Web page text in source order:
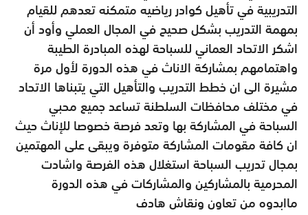
التدريبية في تأهيل كوادر رياضيه متمكنه تعدهم للقيام
بمهمة التدريب بشكل صحيح في المجال العملي وأود أن
اشكر الاتحاد العماني للسباحة لهذه المبادرة الطيبة
واهتمامهم بمشاركة الاناث في هذه الدورة لأول مرة
مشيرة الى ان خطط التدريب والتأهيل التي يتبناها الاتحاد
في مختلف محافظات السلطنة تساعد جميع محبي
السباحة في المشاركة بها وتعد فرصة خصوصا للإناث حيث
ان كافة مقومات المشاركة متوفرة ويبقى على المهتمين
بمجال تدريب السباحة استغلال هذه الفرصة واشادت
المحرمية بالمشاركين والمشاركات في هذه الدورة
ماابدوه من تعاون ونقاش هادف